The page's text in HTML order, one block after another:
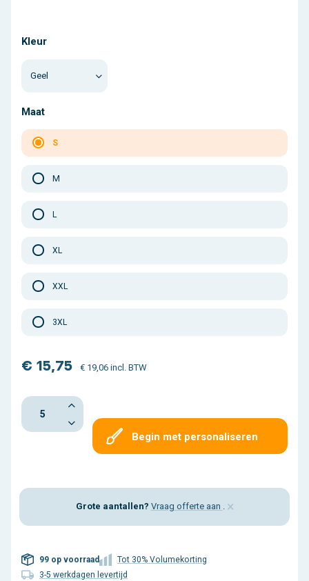
Kleur
Maat
S
M
L
XL
XXL
3XL
€ 15,75 € 19,06 incl. BTW
Begin met personaliseren
Grote aantallen? Vraag offerte aan . ×
99 op voorraad
Tot 30% Volumekorting
3-5 werkdagen levertijd